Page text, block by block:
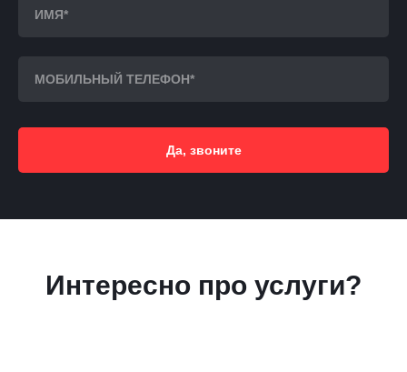
Да, звоните
Интересно про услуги?